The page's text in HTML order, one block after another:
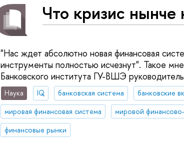
Что кризис нынче
"Нас ждет абсолютно новая финансовая
инструменты полностью исчезнут". Такое
Банковского института ГУ-ВШЭ
Наука IQ банковская система
банковские
мировая финансовая система
финансовые рынки